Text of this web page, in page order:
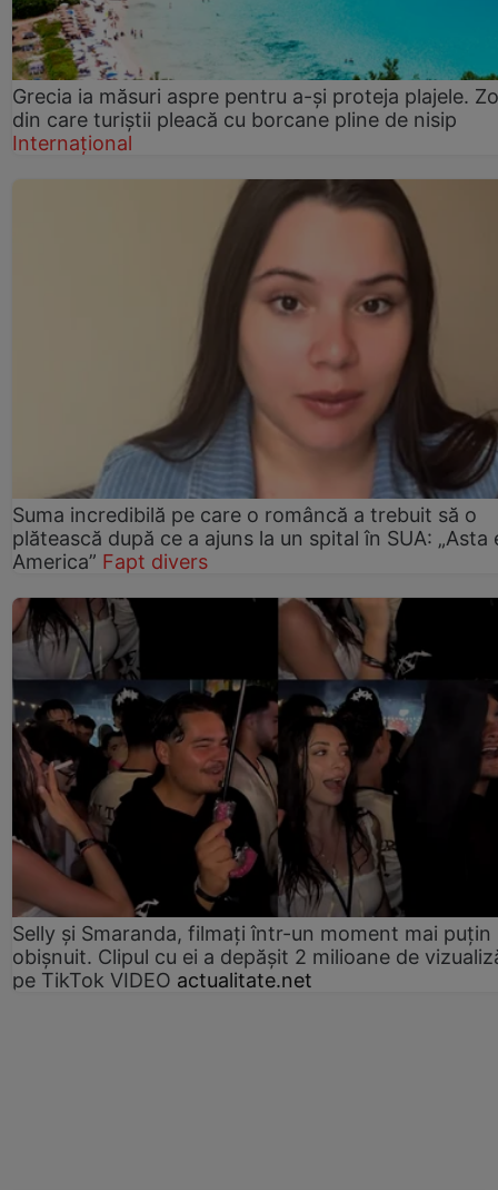
Grecia ia măsuri aspre pentru a-și proteja plajele.
din care turiștii pleacă cu borcane pline de nisip
Internațional
Suma incredibilă pe care o româncă a trebuit să o
plătească după ce a ajuns la un spital în SUA: „Asta
America” Fapt divers
Selly și Smaranda, filmați într-un moment mai puțin
obișnuit. Clipul cu ei a depășit 2 milioane de
pe TikTok VIDEO actualitate.net